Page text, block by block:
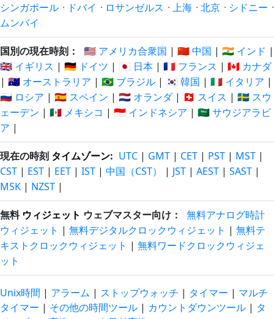
シンガポール · ドバイ · ロサンゼルス · 上海 · 北京 · シドニー ·
ムンバイ
国別の現在時刻： 🇺🇸 アメリカ合衆国 | 🇨🇳 中国 | 🇮🇳 インド |
🇬🇧 イギリス | 🇩🇪 ドイツ | 🇯🇵 日本 | 🇫🇷 フランス | 🇨🇦 カナダ
| 🇦🇺 オーストラリア | 🇧🇷 ブラジル | 🇰🇷 韓国 | 🇮🇹 イタリア |
🇷🇺 ロシア | 🇪🇸 スペイン | 🇳🇱 オランダ| 🇨🇭 スイス | 🇸🇪 スウ
ェーデン | 🇲🇽 メキシコ | 🇮🇩 インドネシア | 🇸🇦 サウジアラビ
ア |
現在の時刻 タイムゾーン: UTC | GMT | CET | PST | MST |
CST | EST | EET | IST | 中国（CST） | JST | AEST | SAST |
MSK | NZST |
無料 ウィジェット ウェブマスター向け：
無料アナログ時計
ウィジェット | 無料デジタルクロックウィジェット | 無料テ
キストクロックウィジェット | 無料ワードクロックウィジェ
ット
Unix時間 | アラーム | ストップウォッチ | タイマー | マルチ
タイマー | その他の時間ツール | カウントダウンツール | タ